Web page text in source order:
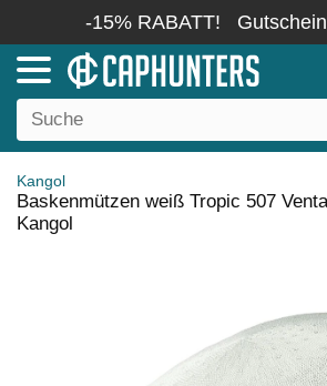
-15% RABATT!
Kangol
Baskenmützen weiß Tropic 507
Kangol